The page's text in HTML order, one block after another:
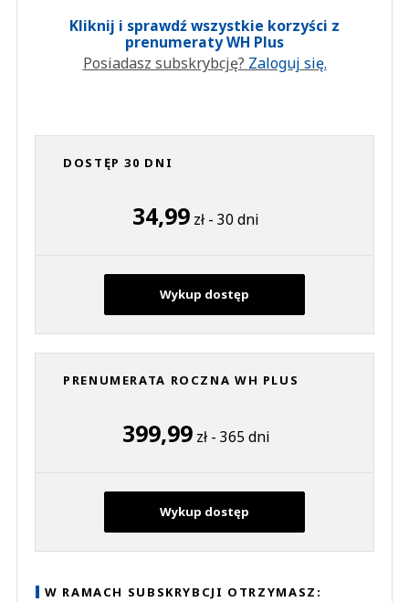
Kliknij i sprawdź wszystkie korzyści z
prenumeraty WH Plus
Posiadasz subskrybcję? Zaloguj się.
DOSTĘP 30 DNI
34,99 zł - 30 dni
Wykup dostęp
PRENUMERATA ROCZNA WH PLUS
399,99zł - 365 dni
Wykup dostęp
W RAMACH SUBSKRYBCJI OTRZYMASZ: